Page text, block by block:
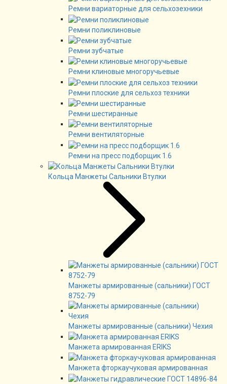
Ремни вариаторные для сельхозехники
Ремни поликлиновые
Ремни зубчатые
Ремни клиновые многоручьевые
Ремни плоские для сельхоз техники
Ремни шестиранные
Ремни вентиляторные
Ремни на пресс подборщик 1.6
Кольца Манжеты Сальники Втулки
Манжеты армированные (сальники) ГОСТ
8752-79
Манжеты армированные (сальники) Чехия
Манжета армированная ERIKS
Манжета фторкаучуковая армированная